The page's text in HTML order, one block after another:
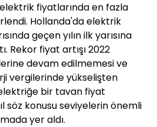
fiyatlarında en fazla
Hollanda'da elektrik
geçen yılın ilk yarısına
Rekor fiyat artışı 2022
devam edilmemesi ve
vergilerinde yükselişten
bir tavan fiyat
söz konusu seviyelerin önemli
yer aldı.